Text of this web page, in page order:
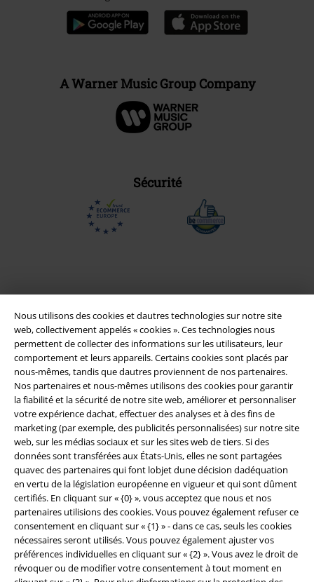
Nous utilisons des cookies et dautres technologies sur notre site
web, collectivement appelés « cookies ». Ces technologies nous
permettent de collecter des informations sur les utilisateurs, leur
comportement et leurs appareils. Certains cookies sont placés par
nous-mêmes, tandis que dautres proviennent de nos partenaires.
Nos partenaires et nous-mêmes utilisons des cookies pour garantir
la fiabilité et la sécurité de notre site web, améliorer et personnaliser
votre expérience dachat, effectuer des analyses et à des fins de
marketing (par exemple, des publicités personnalisées) sur notre site
web, sur les médias sociaux et sur les sites web de tiers. Si des
données sont transférées aux États-Unis, elles ne sont partagées
quavec des partenaires qui font lobjet dune décision dadéquation
en vertu de la législation européenne en vigueur et qui sont dûment
certifiés. En cliquant sur « {0} », vous acceptez que nous et nos
partenaires utilisions des cookies. Vous pouvez également refuser ce
consentement en cliquant sur « {1} » - dans ce cas, seuls les cookies
nécessaires seront utilisés. Vous pouvez également ajuster vos
préférences individuelles en cliquant sur « {2} ». Vous avez le droit de
révoquer ou de modifier votre consentement à tout moment en
A Warner Music Group Company
Sécurité
Légal
Conditions générales
Éditeur
Clauses de confidentialité
Élimination des déchets et protection de l'environnement
Déclaration de Conformité
Informations sur l'accessibilité